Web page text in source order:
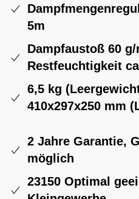
5m
Dampfaustoß 60
Restfeuchtigkeit
6,5 kg
410x297x250 mm
2 Jahre Garantie,
möglich
23150 Optimal